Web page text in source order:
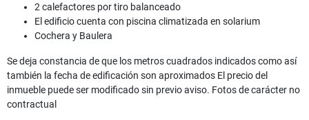
2 calefactores por tiro balanceado
El edificio cuenta con piscina climatizada en solarium
Cochera y Baulera
Se deja constancia de que los metros cuadrados indicados como así
también la fecha de edificación son aproximados El precio del
inmueble puede ser modificado sin previo aviso. Fotos de carácter no
contractual